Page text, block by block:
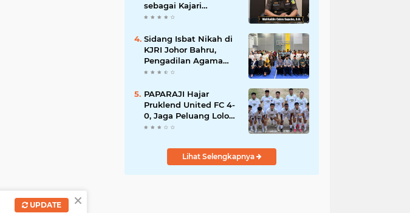
sebagai Kajari
Sumbawa Barat dalam
Agung
Sidang Isbat Nikah di
KJRI Johor Bahru,
Pengadilan Agama
Jakarta Pusat
Permohonan
PAPARAJI Hajar
Pruklend United FC 4-
0, Jaga Peluang Lolos
ke Babak Berikutnya
HKBP
Lihat Selengkapnya
×
UPDATE